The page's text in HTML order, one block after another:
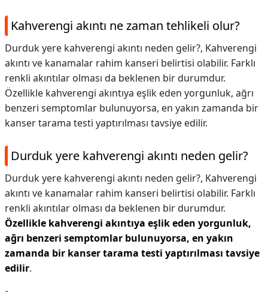
Kahverengi akıntı ne zaman tehlikeli olur?
Durduk yere kahverengi akıntı neden gelir?, Kahverengi
akıntı ve kanamalar rahim kanseri belirtisi olabilir. Farklı
renkli akıntılar olması da beklenen bir durumdur.
Özellikle kahverengi akıntıya eşlik eden yorgunluk, ağrı
benzeri semptomlar bulunuyorsa, en yakın zamanda bir
kanser tarama testi yaptırılması tavsiye edilir.
Durduk yere kahverengi akıntı neden gelir?
Durduk yere kahverengi akıntı neden gelir?, Kahverengi
akıntı ve kanamalar rahim kanseri belirtisi olabilir. Farklı
renkli akıntılar olması da beklenen bir durumdur.
Özellikle kahverengi akıntıya eşlik eden yorgunluk,
ağrı benzeri semptomlar bulunuyorsa, en yakın
zamanda bir kanser tarama testi yaptırılması tavsiye
edilir.